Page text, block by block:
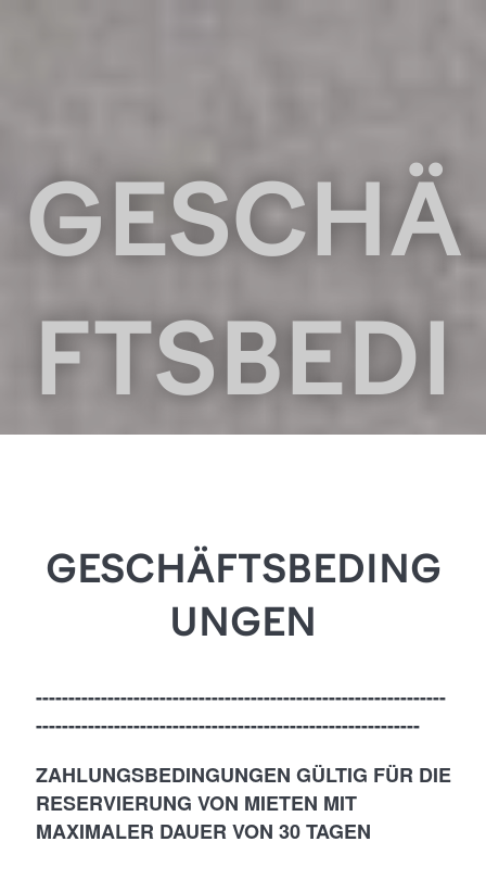
GESCHÄ
FTSBEDI
EN
GESCHÄFTSBEDING
UNGEN
---------------------------------------------------------------
-----------------------------------------------------------
ZAHLUNGSBEDINGUNGEN GÜLTIG FÜR DIE
RESERVIERUNG VON MIETEN MIT
MAXIMALER DAUER VON 30 TAGEN